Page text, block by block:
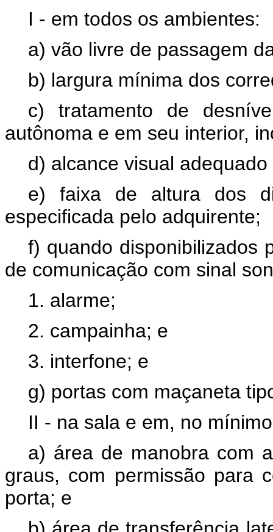
I - em todos os ambientes:
a) vão livre de passagem
b) largura mínima dos
c) tratamento de
autônoma e em seu interior,
d) alcance visual
e) faixa de altura dos
especificada pelo adquirente;
f) quando disponibilizados
de comunicação com sinal
1. alarme;
2. campainha; e
3. interfone; e
g) portas com maçaneta
II - na sala e em, no
a) área de manobra com
graus, com permissão para
porta; e